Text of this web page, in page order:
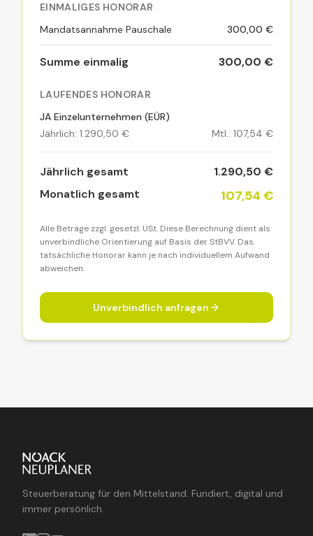
EINMALIGES HONORAR
Mandatsannahme Pauschale
300,00 €
Summe einmalig 300,00 €
LAUFENDES HONORAR
JA Einzelunternehmen (EÜR)
Jährlich: 1.290,50 € Mtl.: 107,54 €
Jährlich gesamt
1.290,50 €
Monatlich gesamt
107,54 €
Alle Beträge zzgl. gesetzl. USt. Diese Berechnung dient als
unverbindliche Orientierung auf Basis der StBVV. Das
tatsächliche Honorar kann je nach individuellem Aufwand
abweichen.
Unverbindlich anfragen
Steuerberatung für den Mittelstand. Fundiert, digital und
immer persönlich.